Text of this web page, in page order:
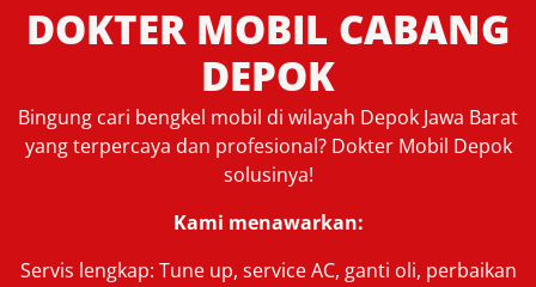
DOKTER MOBIL CABANG
DEPOK
Bingung cari bengkel mobil di wilayah Depok Jawa Barat
yang terpercaya dan profesional? Dokter Mobil Depok
solusinya!
Kami menawarkan:
Servis lengkap: Tune up, service AC, ganti oli, perbaikan